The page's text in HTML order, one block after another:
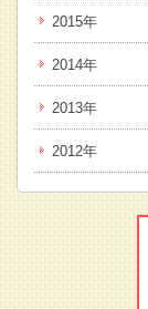
2015年
2014年
2013年
2012年